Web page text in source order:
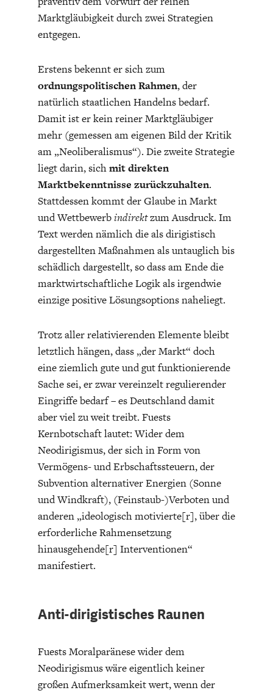
DIGITALISIERUNG
ZEITALTER
STATUS QUO DER
DEUTSCHEN VWL
DIE POSITIONEN DER
WIRTSCHAFTSWEISEN
OUTPUT GAP
UNGLEICHHEIT
Marktgläubigkeit durch zwei Strategien
entgegen.
Erstens bekennt er sich zum
ordnungspolitischen Rahmen, der
natürlich staatlichen Handelns bedarf.
Damit ist er kein reiner Marktgläubiger
mehr (gemessen am eigenen Bild der Kritik
am „Neoliberalismus“). Die zweite Strategie
liegt darin, sichmit direkten
Marktbekenntnisse zurückzuhalten.
Stattdessen kommt der Glaube in Markt
und Wettbewerbindirektzum Ausdruck. Im
Text werden nämlich die als dirigistisch
dargestellten Maßnahmen als untauglich bis
schädlich dargestellt, so dass am Ende die
marktwirtschaftliche Logik als irgendwie
einzige positive Lösungsoptions naheliegt.
Trotz aller relativierenden Elemente bleibt
letztlich hängen, dass „der Markt“ doch
eine ziemlich gute und gut funktionierende
Sache sei, er zwar vereinzelt regulierender
Eingriffe bedarf – es Deutschland damit
aber viel zu weit treibt. Fuests
Kernbotschaft lautet: Wider dem
Neodirigismus, der sich in Form von
Vermögens- und Erbschaftssteuern, der
Subvention alternativer Energien (Sonne
und Windkraft), (Feinstaub-)Verboten und
anderen „ideologisch motivierte[r], über die
erforderliche Rahmensetzung
hinausgehende[r] Interventionen“
manifestiert.
Anti-dirigistisches Raunen
Fuests Moralparänese wider dem
Neodirigismus wäre eigentlich keiner
großen Aufmerksamkeit wert, wenn der